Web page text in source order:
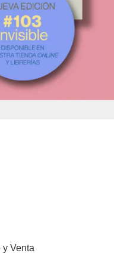
y Venta